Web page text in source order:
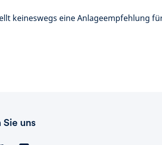
keineswegs eine Anlageempfehlung
Sie uns